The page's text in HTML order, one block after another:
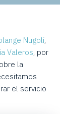
Nugoli,
Valeros, por
la
el servicio